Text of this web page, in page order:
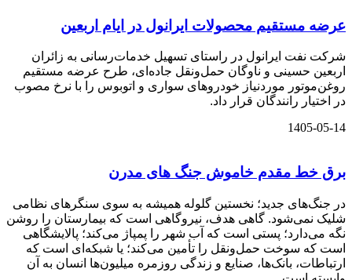
عرضه مستقیم محصولات ایرانول در ایام اربعین
شرکت نفت ایرانول در راستای تسهیل خدمات‌رسانی به زائران
اربعین حسینی و ناوگان حمل‌ونقل جاده‌ای، طرح عرضه مستقیم
روغن‌موتور موردنیاز خودروهای سواری و اتوبوس را با نرخ مصوب
در اختیار رانندگان قرار داد.
1405-05-14
برق خط مقدم خاموش جنگ های مدرن
در جنگ‌های جدید؛ نخستین گلوله همیشه به سوی سنگرهای نظامی
شلیک نمی‌شود. گاهی هدف، نیروگاهی است که بیمارستان را روشن
نگه می‌دارد؛ پستی است که آب شهر را پمپاژ می‌کند؛ پالایشگاهی
است که سوخت حمل‌ونقل را تأمین می‌کند؛ یا شبکه‌ای است که
ارتباطات، بانک‌ها، صنایع و زندگی روزمره میلیون‌ها انسان به آن